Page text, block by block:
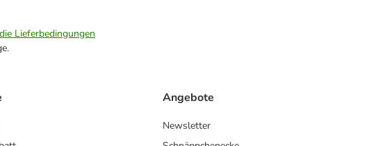
Lieferbedingungen
Angebote
Newsletter